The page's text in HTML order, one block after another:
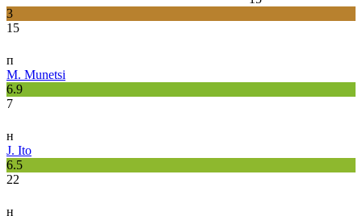
3
15
п
M. Munetsi
6.9
7
н
J. Ito
6.5
22
н